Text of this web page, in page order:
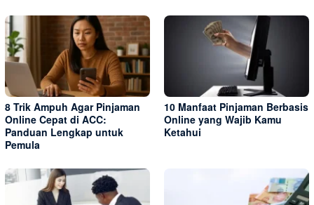
8 Trik Ampuh Agar Pinjaman
Online Cepat di ACC:
Panduan Lengkap untuk
Pemula
10 Manfaat Pinjaman Berbasis
Online yang Wajib Kamu
Ketahui